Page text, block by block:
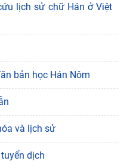
lịch sử chữ Hán ở Việt
bản học Hán Nôm
và lịch sử
dịch
tiến trình phát triển
tâm Văn hiến học cổ
tại tỉnh Lạng Sơn